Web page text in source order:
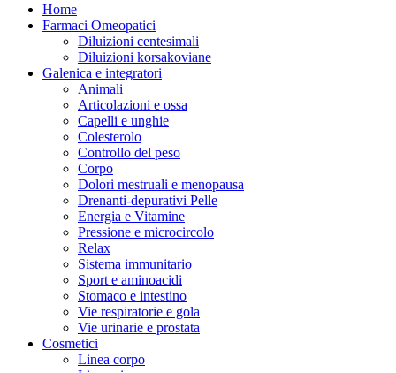
Home
Farmaci Omeopatici
Diluizioni centesimali
Diluizioni korsakoviane
Galenica e integratori
Animali
Articolazioni e ossa
Capelli e unghie
Colesterolo
Controllo del peso
Corpo
Dolori mestruali e menopausa
Drenanti-depurativi Pelle
Energia e Vitamine
Pressione e microcircolo
Relax
Sistema immunitario
Sport e aminoacidi
Stomaco e intestino
Vie respiratorie e gola
Vie urinarie e prostata
Cosmetici
Linea corpo